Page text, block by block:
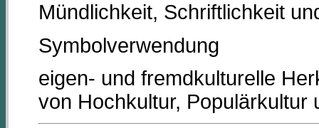
Mündlichkeit, Schriftlichkeit
Symbolverwendung
eigen- und fremdkulturelle
von Hochkultur, Populärkultur